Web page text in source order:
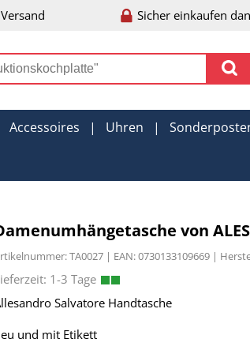
Sicher einkaufen
Accessoires | Uhren |
von
TA0027 | EAN: 0730133109669 |
Salvatore Handtasche
und mit Etikett